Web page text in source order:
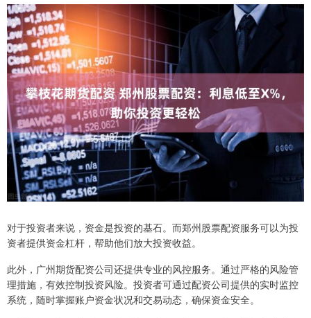
对于投资者来说，资金是投资的基石。而郑州股票配资服务可以为投
资者提供资金杠杆，帮助他们放大投资收益。
此外，广州期货配资公司还提供专业的风控服务。通过严格的风险管
理措施，有效控制投资风险。投资者可通过配资公司提供的实时监控
系统，随时掌握账户资金状况和交易动态，确保资金安全。